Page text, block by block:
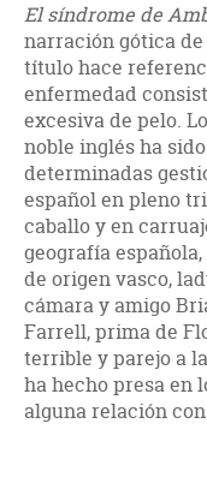
El síndrome de
narración gótica
título hace
enfermedad
excesiva de pelo.
noble inglés ha
determinadas
español en pleno
caballo y en
geografía
de origen vasco,
cámara y amigo
Farrell, prima de
terrible y parejo a
ha hecho presa en
alguna relación